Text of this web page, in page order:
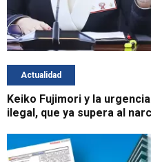
Actualidad
Keiko Fujimori y la
ilegal, que ya supera al